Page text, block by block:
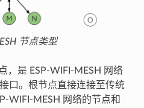
节点类型
，是 ESP-WIFI-MESH 网络
口。根节点直接连接至传统
WIFI-MESH 网络的节点和